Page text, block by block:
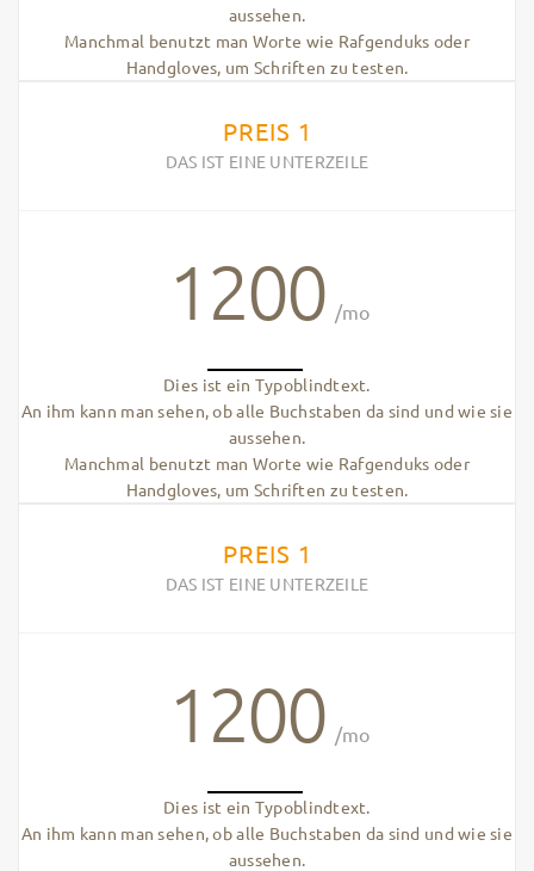
aussehen.
Manchmal benutzt man Worte wie Rafgenduks oder
Handgloves, um Schriften zu testen.
PREIS 1
DAS IST EINE UNTERZEILE
1200 /mo
Dies ist ein Typoblindtext.
An ihm kann man sehen, ob alle Buchstaben da sind und wie sie
aussehen.
Manchmal benutzt man Worte wie Rafgenduks oder
Handgloves, um Schriften zu testen.
PREIS 1
DAS IST EINE UNTERZEILE
1200 /mo
Dies ist ein Typoblindtext.
An ihm kann man sehen, ob alle Buchstaben da sind und wie sie
aussehen.